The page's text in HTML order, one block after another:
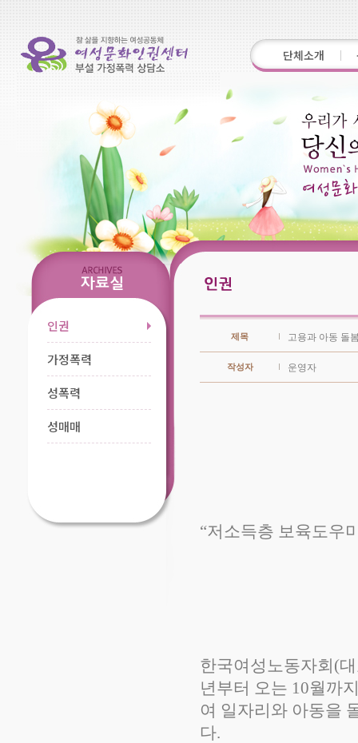
단체소개
인권
가정폭력
성폭력
성매매
제목 고용과 아동 돌
작성자 운영자
“저소득층 보육도우
한국여성노동자회(
년부터 오는 10월까
여 일자리와 아동을
다.